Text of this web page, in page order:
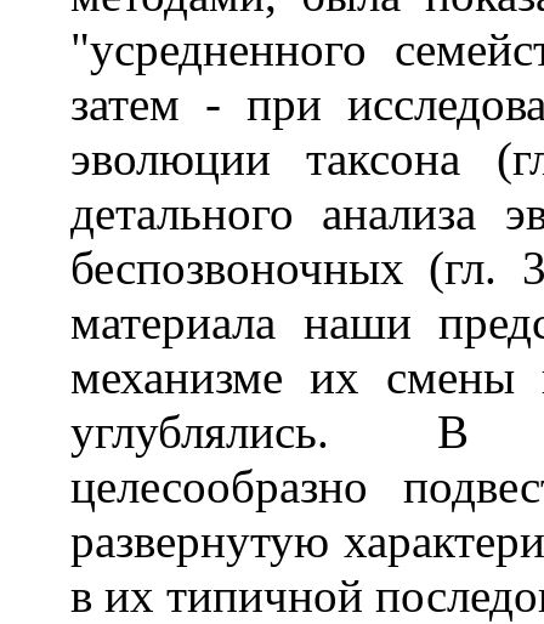
"усредненного
затем - при
эволюции таксона
детального анализа
беспозвоночных (гл.
материала наши
механизме их смены
углублялись. В
целесообразно
развернутую
в их типичной